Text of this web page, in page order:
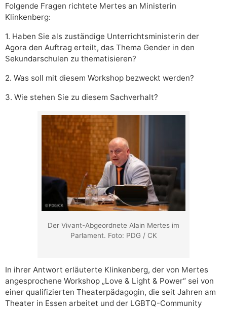
Folgende Fragen richtete Mertes an Ministerin
Klinkenberg:
1. Haben Sie als zuständige Unterrichtsministerin der
Agora den Auftrag erteilt, das Thema Gender in den
Sekundarschulen zu thematisieren?
2. Was soll mit diesem Workshop bezweckt werden?
3. Wie stehen Sie zu diesem Sachverhalt?
Der Vivant-Abgeordnete Alain Mertes im
Parlament. Foto: PDG / CK
In ihrer Antwort erläuterte Klinkenberg, der von Mertes
angesprochene Workshop „Love & Light & Power“ sei von
einer qualifizierten Theaterpädagogin, die seit Jahren am
Theater in Essen arbeitet und der LGBTQ-Community